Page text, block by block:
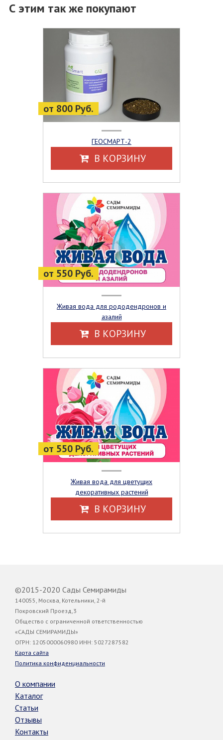
С этим так же покупают
от 800 Руб.
ГЕОСМАРТ-2
В КОРЗИНУ
от 550 Руб.
Живая вода для рододендронов и
азалий
В КОРЗИНУ
от 550 Руб.
Живая вода для цветущих
декоративных растений
В КОРЗИНУ
©2015-2020 Сады Семирамиды
140055, Москва, Котельники, 2-й
Покровский Проезд,3
Общество с ограниченной ответственностью
«САДЫ СЕМИРАМИДЫ»
ОГРН: 1205000060980 ИНН: 5027287582
Карта сайта
Политика конфиденциальности
О компании
Каталог
Статьи
Отзывы
Контакты